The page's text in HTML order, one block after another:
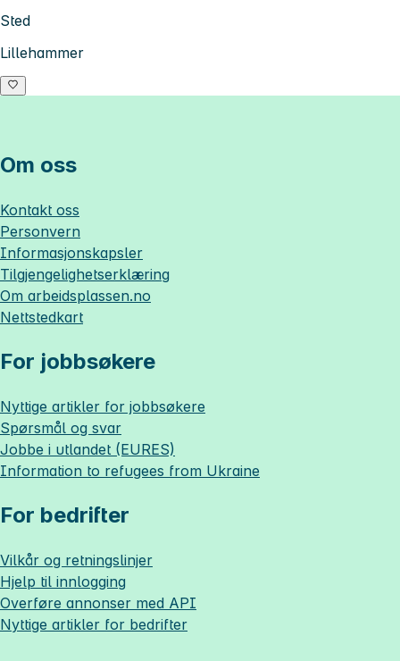
Sted
Lillehammer
Om oss
Kontakt oss
Personvern
Informasjonskapsler
Tilgjengelighetserklæring
Om arbeidsplassen.no
Nettstedkart
For jobbsøkere
Nyttige artikler for jobbsøkere
Spørsmål og svar
Jobbe i utlandet (EURES)
Information to refugees from Ukraine
For bedrifter
Vilkår og retningslinjer
Hjelp til innlogging
Overføre annonser med API
Nyttige artikler for bedrifter